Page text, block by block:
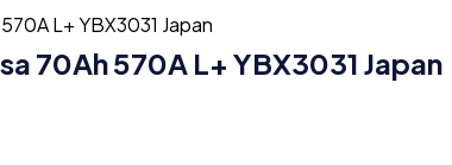
70Ah 570A L+ YBX3031 Japan